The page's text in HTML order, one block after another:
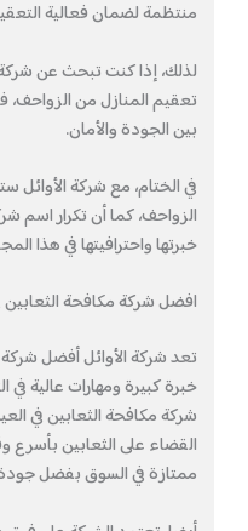
منتظمة لضمان فعالية
لذلك، إذا كنت تبحث عن
تعقيم المنازل من الزواحف،
بين الجودة والأمان.
في الختام، مع شركة الأوائل
الزواحف، كما أن تكرار اسم
خبرتها واحترافيتها في هذا
افضل شركة مكافحة الثعابين
تعد شركة الأوائل أفضل شركة
خبرة كبيرة ومهارات عالية في
شركة مكافحة الثعابين في
القضاء على الثعابين
ممتازة في السوق بفضل جودة